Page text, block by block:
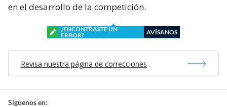
en el desarrollo de la competición.
¿ENCONTRASTE UN
ERROR?
AVÍSANOS
Revisa nuestra página de correcciones
Síguenos en: